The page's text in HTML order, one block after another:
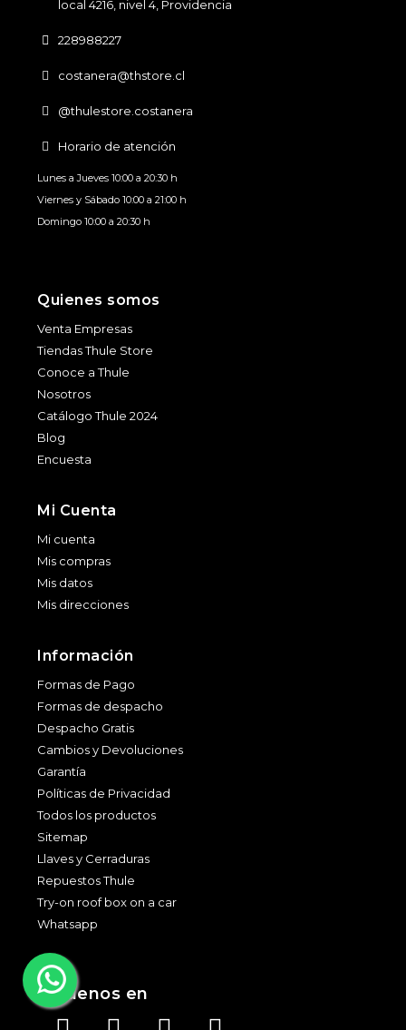
local 4216, nivel 4, Providencia
228988227
costanera@thstore.cl
@thulestore.costanera
Horario de atención
Lunes a Jueves 10:00 a 20:30 h
Viernes y Sábado 10:00 a 21:00 h
Domingo 10:00 a 20:30 h
Quienes somos
Venta Empresas
Tiendas Thule Store
Conoce a Thule
Nosotros
Catálogo Thule 2024
Blog
Encuesta
Mi Cuenta
Mi cuenta
Mis compras
Mis datos
Mis direcciones
Información
Formas de Pago
Formas de despacho
Despacho Gratis
Cambios y Devoluciones
Garantía
Políticas de Privacidad
Todos los productos
Sitemap
Llaves y Cerraduras
Repuestos Thule
Try-on roof box on a car
Whatsapp
Síguenos en